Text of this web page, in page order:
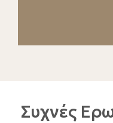
Συχνές